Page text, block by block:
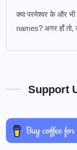
क्या परमेश्वर के और
names? अगर हाँ तो,
Support